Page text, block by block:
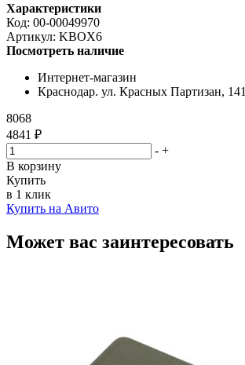
Характеристики
Код: 00-00049970
Артикул: KBOX6
Посмотреть наличие
Интернет-магазин
Краснодар. ул. Красных Партизан, 141
8068
4841 ₽
- +
В корзину
Купить
в 1 клик
Купить на Авито
Может вас заинтересовать